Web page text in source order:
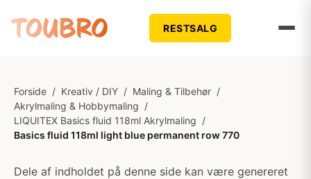
RESTSALG
Forside / Kreativ / DIY / Maling & Tilbehør /
Akrylmaling & Hobbymaling /
LIQUITEX Basics fluid 118ml Akrylmaling /
Basics fluid 118ml light blue permanent row 770
Dele af indholdet på denne side kan være genereret